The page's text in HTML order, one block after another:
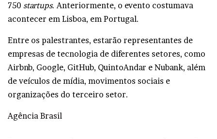
750 startups. Anteriormente, o evento costumava
acontecer em Lisboa, em Portugal.
Entre os palestrantes, estarão representantes de
empresas de tecnologia de diferentes setores, como
Airbnb, Google, GitHub, QuintoAndar e Nubank, além
de veículos de mídia, movimentos sociais e
organizações do terceiro setor.
Agência Brasil